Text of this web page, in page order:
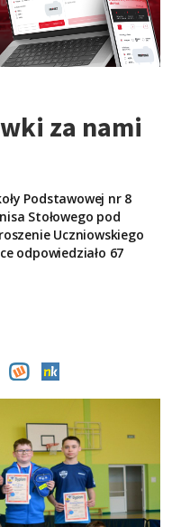
za nami
Podstawowej nr 8
Stołowego pod
Uczniowskiego
odpowiedziało 67